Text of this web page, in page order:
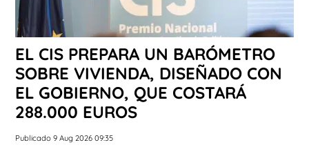
EL CIS PREPARA UN BARÓMETRO
SOBRE VIVIENDA, DISEÑADO CON
EL GOBIERNO, QUE COSTARÁ
288.000 EUROS
Publicado 9 Aug 2026 09:35